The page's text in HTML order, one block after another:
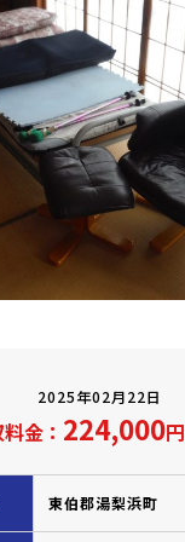
2025年02月22日
金： 224,000円
東伯郡湯梨浜町